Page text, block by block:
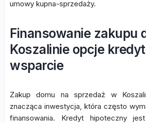
umowy kupna-sprzedaży.
Finansowanie zakupu
Koszalinie opcje
wsparcie
Zakup domu na sprzedaż w
znacząca inwestycja, która często
finansowania. Kredyt hipoteczny jest